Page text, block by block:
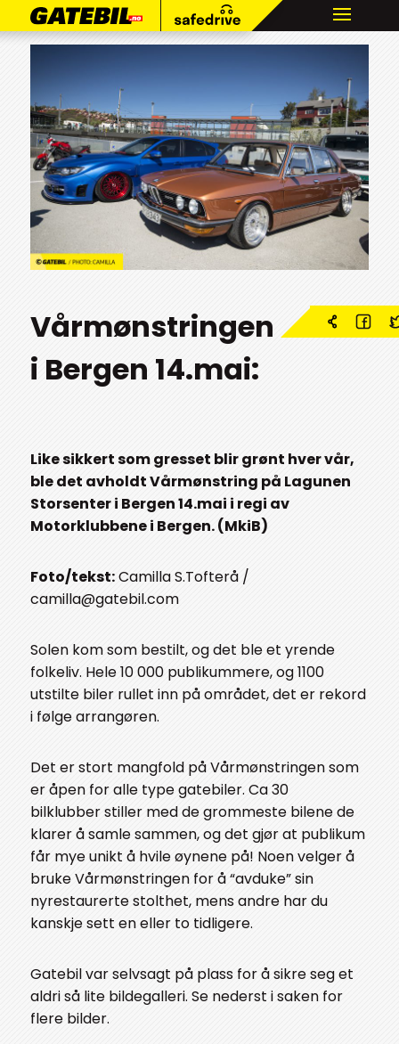
Vårmønstringen
i Bergen 14.mai:
Like sikkert som gresset blir grønt hver vår,
ble det avholdt Vårmønstring på Lagunen
Storsenter i Bergen 14.mai i regi av
Motorklubbene i Bergen. (MkiB)
Foto/tekst:Camilla S.Tofterå /
camilla@gatebil.com
Solen kom som bestilt, og det ble et yrende
folkeliv. Hele 10 000 publikummere, og 1100
utstilte biler rullet inn på området, det er rekord
i følge arrangøren.
Det er stort mangfold på Vårmønstringen som
er åpen for alle type gatebiler. Ca 30
bilklubber stiller med de grommeste bilene de
klarer å samle sammen, og det gjør at publikum
får mye unikt å hvile øynene på! Noen velger å
bruke Vårmønstringen for å “avduke” sin
nyrestaurerte stolthet, mens andre har du
kanskje sett en eller to tidligere.
Gatebil var selvsagt på plass for å sikre seg et
aldri så lite bildegalleri. Se nederst i saken for
flere bilder.